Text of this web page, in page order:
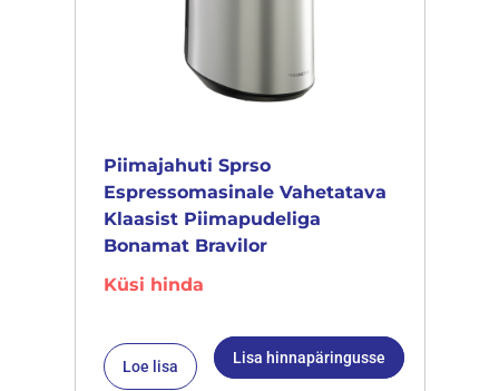
Piimajahuti Sprso
Espressomasinale Vahetatava
Klaasist Piimapudeliga
Bonamat Bravilor
Küsi hinda
Loe lisa Lisa hinnapäringusse